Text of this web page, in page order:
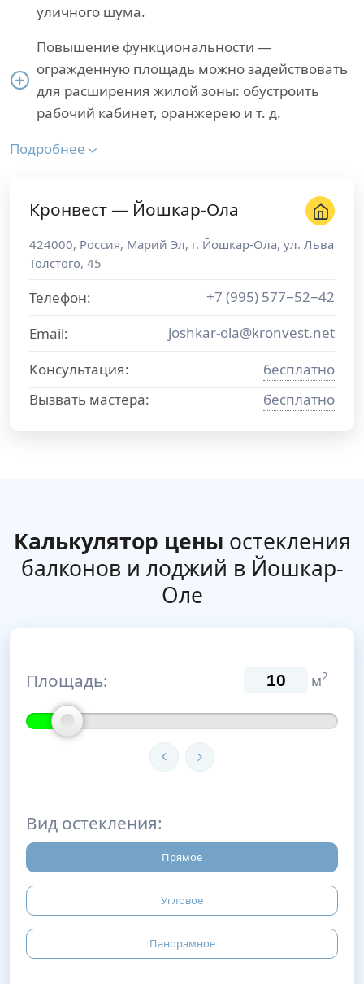
уличного шума.
Повышение функциональности —
огражденную площадь можно задействовать
для расширения жилой зоны: обустроить
рабочий кабинет, оранжерею и т. д.
Подробнее
Кронвест — Йошкар-Ола
424000, Россия, Марий Эл, г. Йошкар-Ола, ул. Льва
Толстого, 45
Телефон:
+7 (995) 577−52−42
Email:
joshkar-ola@kronvest.net
Консультация:
бесплатно
Вызвать мастера:
бесплатно
Калькулятор цены остекления
балконов и лоджий в Йошкар-
Оле
Площадь: м2
Вид остекления:
Прямое
Угловое
Панорамное